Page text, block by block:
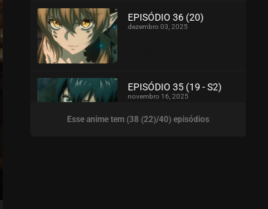
EPISÓDIO 36 (20)
dezembro 03, 2025
ASSISTIDO
EPISÓDIO 35 (19 - S2)
novembro 16, 2025
Esse anime tem (38 (22)/40) episódios